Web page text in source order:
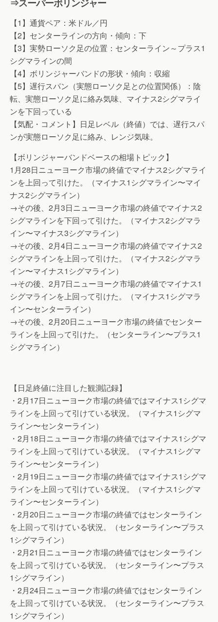
⇒スーパーボリンジャー
【1】通貨ペア：米ドル／円
【2】センターラインの方向・傾向：下
【3】実勢ローソク足の位置：センターライン～プラス1
シグマラインの間
【4】ボリンジャーバンドの形状・傾向：収縮
【5】遅行スパン（実態ローソク足との位置関係）：陰
転、実態ローソク足に絡み気味、マイナス2シグマライ
ンを下回っている
【気配・コメント】日足レベル（終値）では、遅行スパ
ンが実態ローソク足に絡み、レンジ気味。
【ボリンジャーバンドベースの相場トピック】
1月28日ニューヨーク市場の終値でマイナス2シグマライ
ンを上回って引けた。（マイナス1シグマライン〜マイ
ナス2シグマライン）
→その後、2月3日ニューヨーク市場の終値でマイナス2
シグマラインを下回って引けた。（マイナス2シグマラ
イン〜マイナス3シグマライン）
→その後、2月4日ニューヨーク市場の終値でマイナス2
シグマラインを上回って引けた。（マイナス2シグマラ
イン〜マイナス1シグマライン）
→その後、2月7日ニューヨーク市場の終値でマイナス1
シグマラインを上回って引けた。（マイナス1シグマラ
イン〜センターライン）
→その後、2月20日ニューヨーク市場の終値でセンター
ラインを上回って引けた。（センターライン〜プラス1
シグマライン）
【日足終値に注目した観測記録】
・2月17日ニューヨーク市場の終値ではマイナス1シグマ
ラインを上回って引けている状況。（マイナス1シグマ
ライン〜センターライン）
・2月18日ニューヨーク市場の終値ではマイナス1シグマ
ラインを上回って引けている状況。（マイナス1シグマ
ライン〜センターライン）
・2月19日ニューヨーク市場の終値ではマイナス1シグマ
ラインを上回って引けている状況。（マイナス1シグマ
ライン〜センターライン）
・2月20日ニューヨーク市場の終値ではセンターライン
を上回って引けている状況。（センターライン〜プラス
1シグマライン）
・2月21日ニューヨーク市場の終値ではセンターライン
を上回って引けている状況。（センターライン〜プラス
1シグマライン）
・2月24日ニューヨーク市場の終値ではセンターライン
を上回って引けている状況。（センターライン〜プラス
1シグマライン）